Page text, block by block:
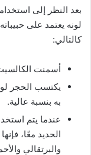
بعد النظر إلى
لونه يعتمد على
كالتالي:
أسمنت
يكتسب الحجر
به بنسبة عالية.
عندما يتم
الحديد معًا،
والبرتقالي